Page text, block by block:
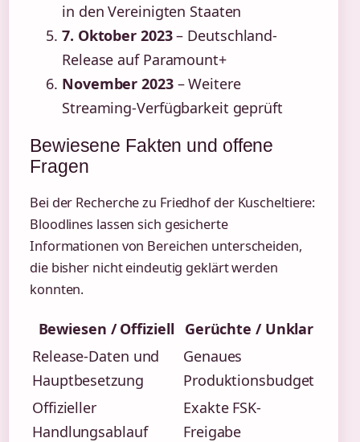
in den Vereinigten Staaten
7. Oktober 2023– Deutschland-
Release auf Paramount+
November 2023– Weitere
Streaming-Verfügbarkeit geprüft
Bewiesene Fakten und offene
Fragen
Bei der Recherche zu Friedhof der Kuscheltiere:
Bloodlines lassen sich gesicherte
Informationen von Bereichen unterscheiden,
die bisher nicht eindeutig geklärt werden
konnten.
Bewiesen / Offiziell
Gerüchte / Unklar
Release-Daten und
Hauptbesetzung
Genaues
Produktionsbudget
Offizieller
Handlungsablauf
Exakte FSK-
Freigabe